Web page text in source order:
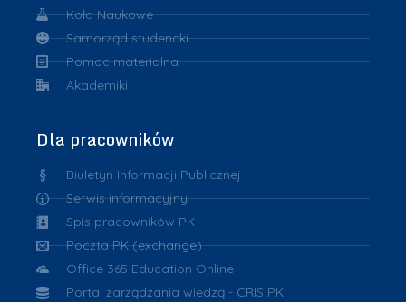
Koła Naukowe
Samorząd studencki
Pomoc materialna
Akademiki
Dla pracowników
Biuletyn Informacji Publicznej
Serwis informacyjny
Spis pracowników PK
Poczta PK (exchange)
Office 365 Education Online
Portal zarządzania wiedzą - CRIS PK